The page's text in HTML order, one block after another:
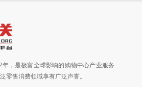
，是极富全球影响的购物中心产业服务
零售消费领域享有广泛声誉。